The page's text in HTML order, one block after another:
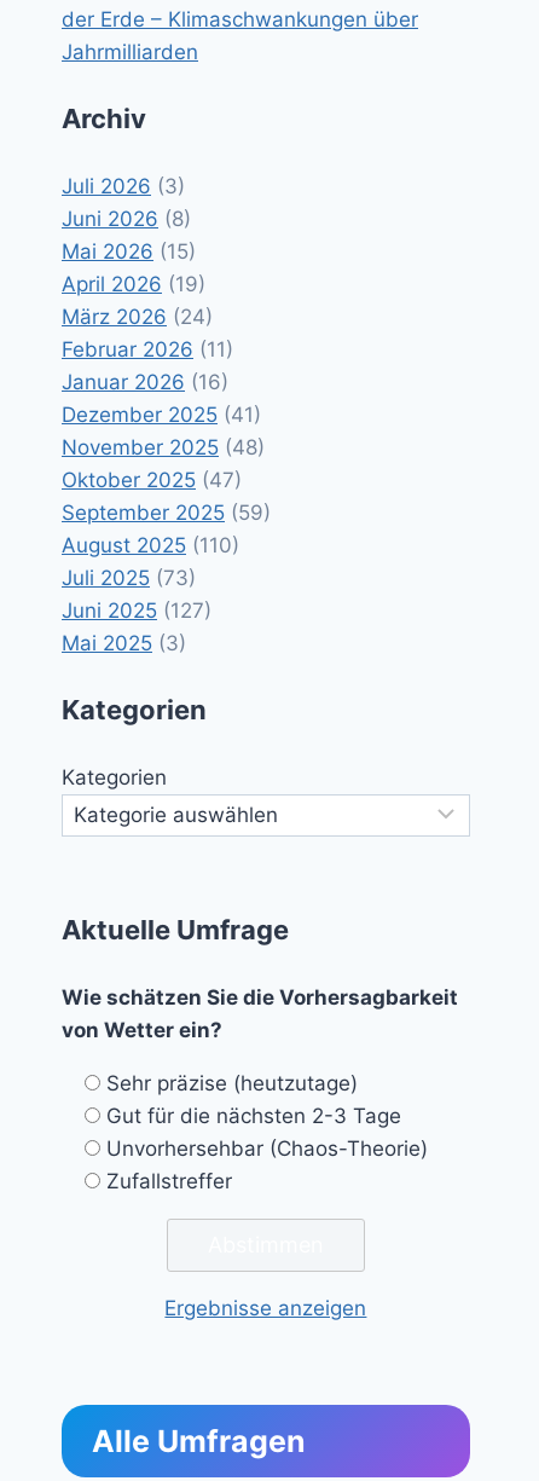
der Erde – Klimaschwankungen über
Jahrmilliarden
Archiv
Juli 2026 (3)
Juni 2026 (8)
Mai 2026 (15)
April 2026 (19)
März 2026 (24)
Februar 2026 (11)
Januar 2026 (16)
Dezember 2025 (41)
November 2025 (48)
Oktober 2025 (47)
September 2025 (59)
August 2025 (110)
Juli 2025 (73)
Juni 2025 (127)
Mai 2025 (3)
Kategorien
Kategorien
Aktuelle Umfrage
Wie schätzen Sie die Vorhersagbarkeit
von Wetter ein?
Sehr präzise (heutzutage)
Gut für die nächsten 2-3 Tage
Unvorhersehbar (Chaos-Theorie)
Zufallstreffer
Ergebnisse anzeigen
Alle Umfragen